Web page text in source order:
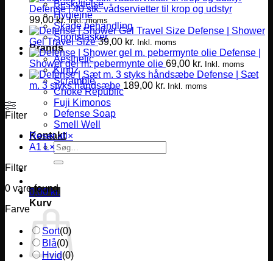
Beskyttelse
Hygiejne
Skade behandling
Sportstasker
Brands
Aesthetic
Kingz
Scramble
Choke Republic
Fuji Kimonos
Defense Soap
Smell Well
Kontakt
Søg
efter:
0,00 kr.
Kurv
Defense | 40 stk. vådservietter til krop og udstyr
99,00kr. Inkl. moms
Defense | Shower
Gel Travel Size 39,00 kr. Inkl. moms
Defense |
Shower gel m. pebermynte olie 69,00 kr. Inkl. moms
Defense | Sæt
m. 3 styks håndsæbe 189,00 kr. Inkl. moms
Filter
Reset all ×
A1 L×
Filter
0 vare found
Farve
Sort(0)
Blå(0)
Hvid(0)